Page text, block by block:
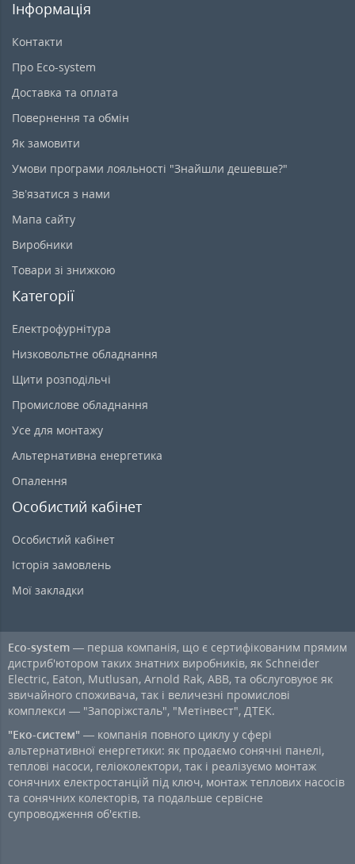
Інформація
Контакти
Про Eco-system
Доставка та оплата
Повернення та обмін
Як замовити
Умови програми лояльності "Знайшли дешевше?"
Зв’язатися з нами
Мапа сайту
Виробники
Товари зі знижкою
Категорії
Електрофурнітура
Низковольтне обладнання
Щити розподільчі
Промислове обладнання
Усе для монтажу
Альтернативна енергетика
Опалення
Особистий кабінет
Особистий кабінет
Історія замовлень
Мої закладки
Eco-system — перша компанія, що є сертифікованим прямим
дистриб'ютором таких знатних виробників, як Schneider
Electric, Eaton, Mutlusan, Arnold Rak, ABB, та обслуговуює як
звичайного споживача, так і величезні промислові
комплекси — "Запоріжсталь", "Метінвест", ДТЕК.
"Еко-систем" — компанія повного циклу у сфері
альтернативної енергетики: як продаємо сонячні панелі,
теплові насоси, геліоколектори, так і реалізуємо монтаж
сонячних електростанцій під ключ, монтаж теплових насосів
та сонячних колекторів, та подальше сервісне
супроводження об'єктів.